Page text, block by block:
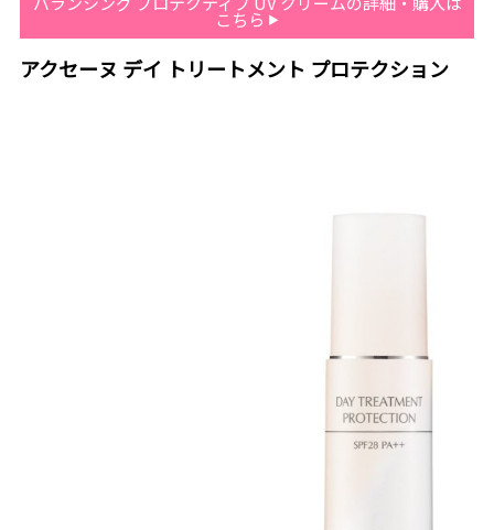
こちら
アクセーヌ デイ トリートメント プロテクション